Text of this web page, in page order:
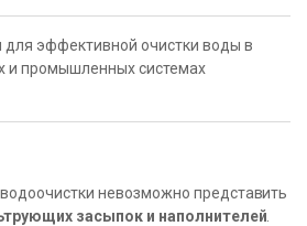
эффективной очистки воды в
и промышленных системах
невозможно представить
засыпок и наполнителей